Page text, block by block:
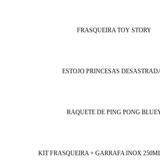
FRASQUEIRA TOY STORY
ESTOJO PRINCESAS
RAQUETE DE PING PONG
KIT FRASQUEIRA + GARRAFA INOX